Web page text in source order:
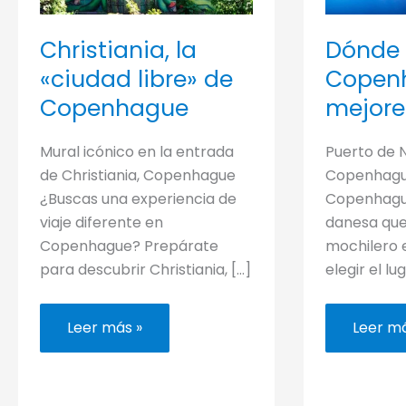
Christiania, la
«ciudad libre» de
Copenhague
Mural icónico en la entrada
de Christiania, Copenhague
¿Buscas una experiencia de
viaje diferente en
Copenhague? Prepárate
para descubrir Christiania, […]
Christiania,
«ciudad
Leer más »
Puerto de
danesa
mochilero
elegir el
Dónde
en
Leer